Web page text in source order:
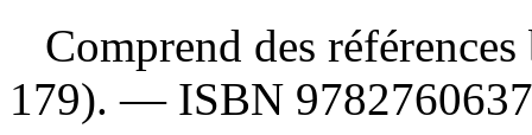
Comprend des
179). — ISBN